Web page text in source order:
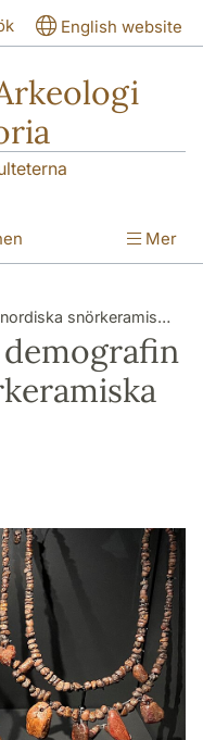
English website
Mer
grupperna